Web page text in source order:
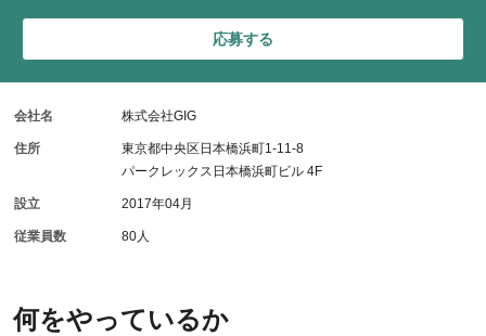
何をやっているか
応募する
会社名 株式会社GIG
住所
東京都中央区日本橋浜町1-11-8
パークレックス日本橋浜町ビル 4F
設立 2017年04月
従業員数 80人